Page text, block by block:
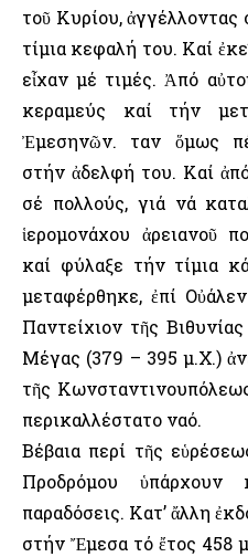
τοῦ Κυρίου, ἀγγέλλοντας
τίμια κεφαλή του. Καί
εἶχαν μέ τιμές. Ἀπό
κεραμεύς καί τήν
Ἐμεσηνῶν. Ὅταν ὅμως
στήν ἀδελφή του. Καί
σέ πολλούς, γιά νά
ἱερομονάχου ἀρειανοῦ
καί φύλαξε τήν τίμια
μεταφέρθηκε, ἐπί
Παντείχιον τῆς
Μέγας (379 – 395 μ.Χ.)
τῆς
περικαλλέστατο ναό.
Βέβαια περί τῆς
Προδρόμου ὑπάρχουν
παραδόσεις. Κατ’ ἄλλη
στήν Ἔμεσα τό ἔτος 458